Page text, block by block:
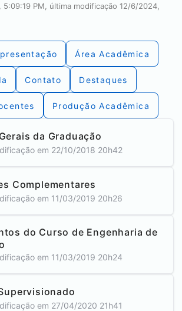
5:09:19 PM, última modificação 12/6/2024,
Área Acadêmica
Contato Destaques
Produção Acadêmica
da Graduação
em 22/10/2018 20h42
Complementares
em 11/03/2019 20h26
do Curso de Engenharia de
em 11/03/2019 20h24
em 27/04/2020 21h41